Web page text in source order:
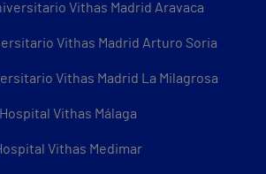
Vithas Madrid Aravaca
Vithas Madrid Arturo Soria
Vithas Madrid La Milagrosa
Hospital Vithas Málaga
Vithas Medimar